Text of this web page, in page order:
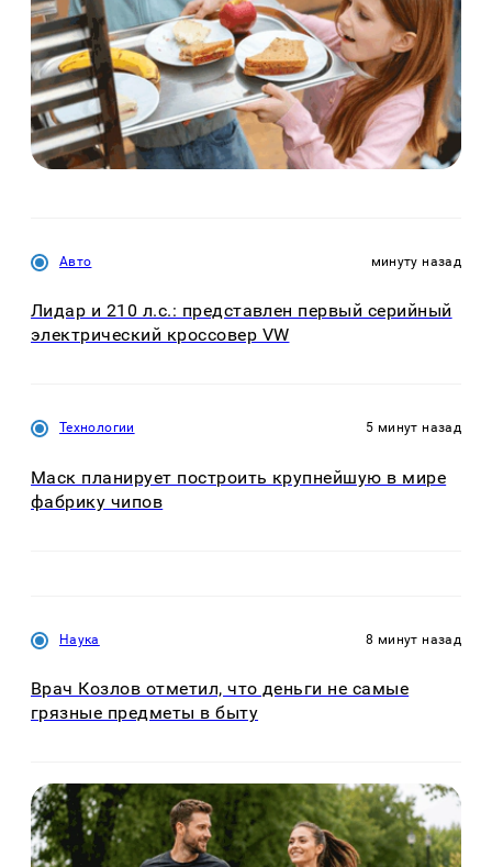
Авто минуту назад
Лидар и 210 л.с.: представлен первый серийный
электрический кроссовер VW
Технологии 5 минут назад
Маск планирует построить крупнейшую в мире
фабрику чипов
Наука 8 минут назад
Врач Козлов отметил, что деньги не самые
грязные предметы в быту